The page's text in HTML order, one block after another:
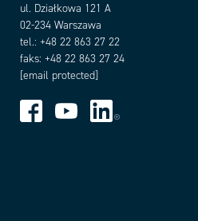
ul. Działkowa 121 A
02-234 Warszawa
tel.: +48 22 863 27 22
faks: +48 22 863 27 24
[email protected]